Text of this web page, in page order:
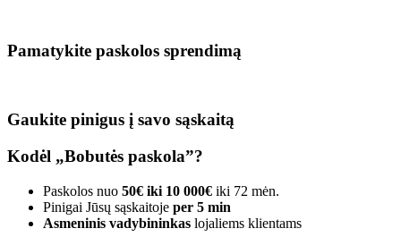
Pamatykite paskolos sprendimą
Gaukite pinigus į savo sąskaitą
Kodėl „Bobutės paskola”?
Paskolos nuo 50€ iki 10 000€ iki 72 mėn.
Pinigai Jūsų sąskaitoje per 5 min
Asmeninis vadybininkas lojaliems klientams